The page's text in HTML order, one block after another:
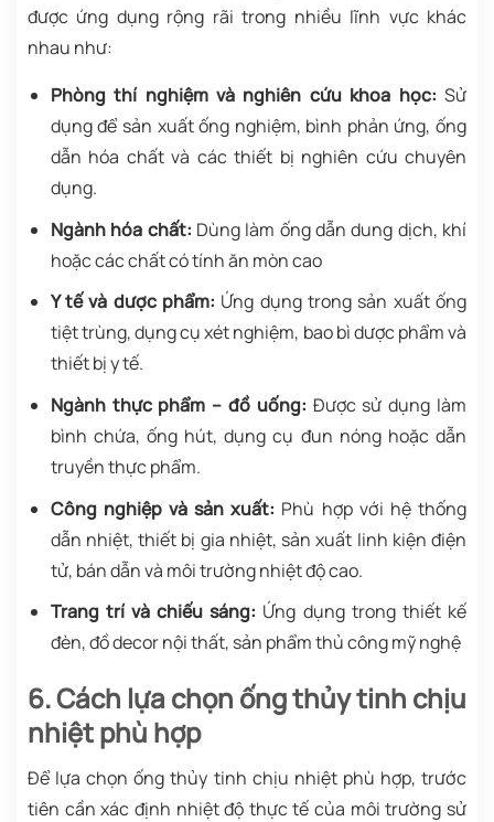
được ứng dụng rộng rãi trong nhiều lĩnh vực khác
nhau như:
Phòng thí nghiệm và nghiên cứu khoa học: Sử
dụng để sản xuất ống nghiệm, bình phản ứng, ống
dẫn hóa chất và các thiết bị nghiên cứu chuyên
dụng.
Ngành hóa chất: Dùng làm ống dẫn dung dịch, khí
hoặc các chất có tính ăn mòn cao
Y tế và dược phẩm: Ứng dụng trong sản xuất ống
tiệt trùng, dụng cụ xét nghiệm, bao bì dược phẩm và
thiết bị y tế.
Ngành thực phẩm – đồ uống: Được sử dụng làm
bình chứa, ống hút, dụng cụ đun nóng hoặc dẫn
truyền thực phẩm.
Công nghiệp và sản xuất: Phù hợp với hệ thống
dẫn nhiệt, thiết bị gia nhiệt, sản xuất linh kiện điện
tử, bán dẫn và môi trường nhiệt độ cao.
Trang trí và chiếu sáng: Ứng dụng trong thiết kế
đèn, đồ decor nội thất, sản phẩm thủ công mỹ nghệ
6. Cách lựa chọn ống thủy tinh chịu
nhiệt phù hợp
Để lựa chọn ống thủy tinh chịu nhiệt phù hợp, trước
tiên cần xác định nhiệt độ thực tế của môi trường sử